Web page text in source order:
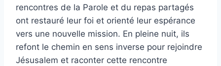
rencontres de la Parole et du repas partagés
ont restauré leur foi et orienté leur espérance
vers une nouvelle mission. En pleine nuit, ils
refont le chemin en sens inverse pour rejoindre
Jésusalem et raconter cette rencontre